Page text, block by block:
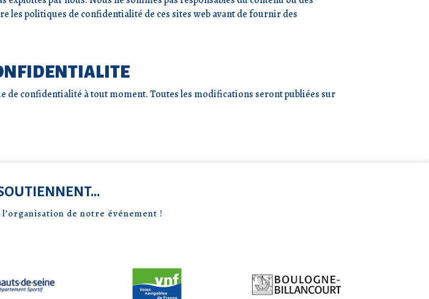
les politiques de confidentialité de ces sites web avant de fournir des
confidentialité à tout moment. Toutes les modifications seront publiées sur
de notre événement !